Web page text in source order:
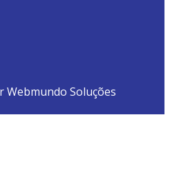
Soluções